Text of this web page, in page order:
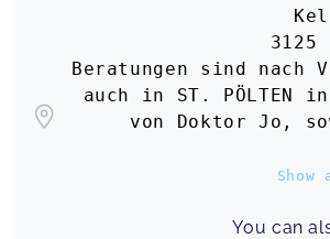
3125
Beratungen sind nach
auch in ST. PÖLTEN
von Doktor Jo,
Show
You can